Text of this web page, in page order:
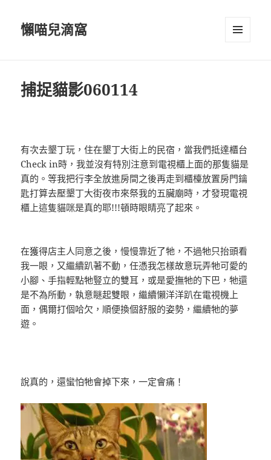
懶喵兒滴窩
捕捉貓影060114
有次去墾丁玩，住在墾丁大街上的民宿，當我們抵達櫃台
Check in時，我並沒有特別注意到電視櫃上面的那隻貓是
真的。等我把行李全放進房間之後再走到櫃檯放置房門鑰
匙打算去壓墾丁大街夜市來祭我的五臟廟時，才發現電視
櫃上這隻貓咪是真的耶!!!頓時眼睛亮了起來。
在獲得店主人同意之後，慢慢靠近了牠，不過牠只抬頭看
我一眼，又繼續趴著不動，任憑我怎樣故意玩弄牠可愛的
小腳、手指輕點牠豎立的雙耳，或是愛撫牠的下巴，牠還
是不為所動，執意瞇起雙眼，繼續懶洋洋趴在電視機上
面，偶爾打個哈欠，順便換個舒服的姿勢，繼續牠的夢
遊。
說真的，還蠻怕牠會掉下來，一定會痛！